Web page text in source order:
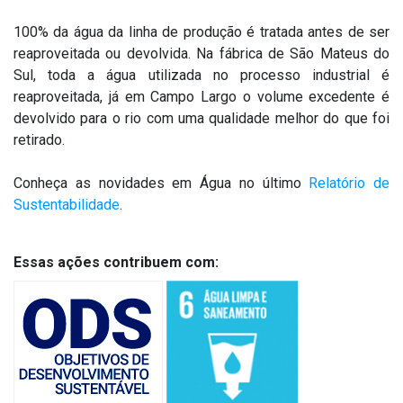
Recomendações Importantes
Formato 120x250
Roca Expert
Garantias
Onde Encontrar
Solicitar Catálogo
100% da água da linha de produção é tratada antes de ser
reaproveitada ou devolvida. Na fábrica de São Mateus do
Sul, toda a água utilizada no processo industrial é
reaproveitada, já em Campo Largo o volume excedente é
devolvido para o rio com uma qualidade melhor do que foi
retirado.
Conheça as novidades em Água no último Relatório de
Sustentabilidade.
Essas ações contribuem com: